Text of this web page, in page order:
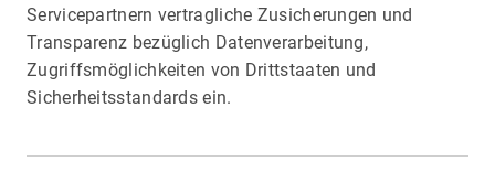
Servicepartnern vertragliche Zusicherungen und
Transparenz bezüglich Datenverarbeitung,
Zugriffsmöglichkeiten von Drittstaaten und
Sicherheitsstandards ein.